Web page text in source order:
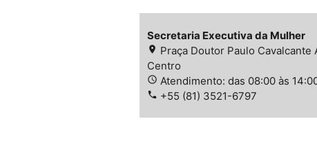
Secretaria Executiva da Mulher
place Praça Doutor Paulo Cavalcante
Centro
access_time Atendimento: das 08:00 às
phone +55 (81) 3521-6797